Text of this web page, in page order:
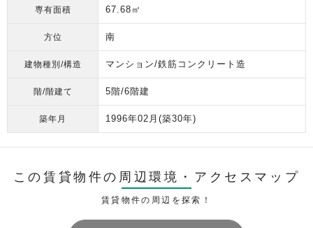
専有面積 67.68㎡
方位 南
建物種別/構造 マンション/鉄筋コンクリート造
階/階建て 5階/6階建
築年月 1996年02月 (築30年)
この賃貸物件の周辺環境・ アクセスマップ
賃貸物件の周辺を探索！